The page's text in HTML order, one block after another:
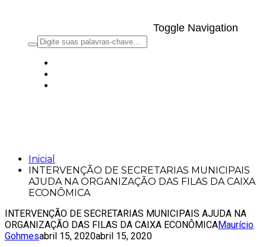
Toggle Navigation
Inicial
INTERVENÇÃO DE SECRETARIAS MUNICIPAIS
AJUDA NA ORGANIZAÇÃO DAS FILAS DA CAIXA
ECONÔMICA
INTERVENÇÃO DE SECRETARIAS MUNICIPAIS AJUDA NA
ORGANIZAÇÃO DAS FILAS DA CAIXA ECONÔMICAMaurício
Gohmesabril 15, 2020abril 15, 2020